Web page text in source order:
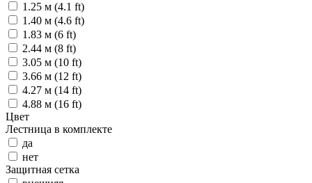
1.25 м (4.1 ft)
1.40 м (4.6 ft)
1.83 м (6 ft)
2.44 м (8 ft)
3.05 м (10 ft)
3.66 м (12 ft)
4.27 м (14 ft)
4.88 м (16 ft)
Цвет
Лестница в комплекте
да
нет
Защитная сетка